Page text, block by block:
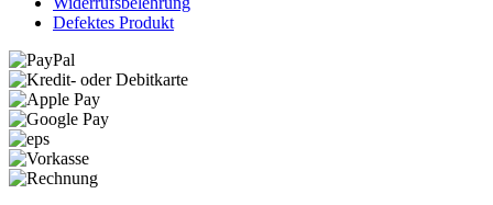
Defektes Produkt